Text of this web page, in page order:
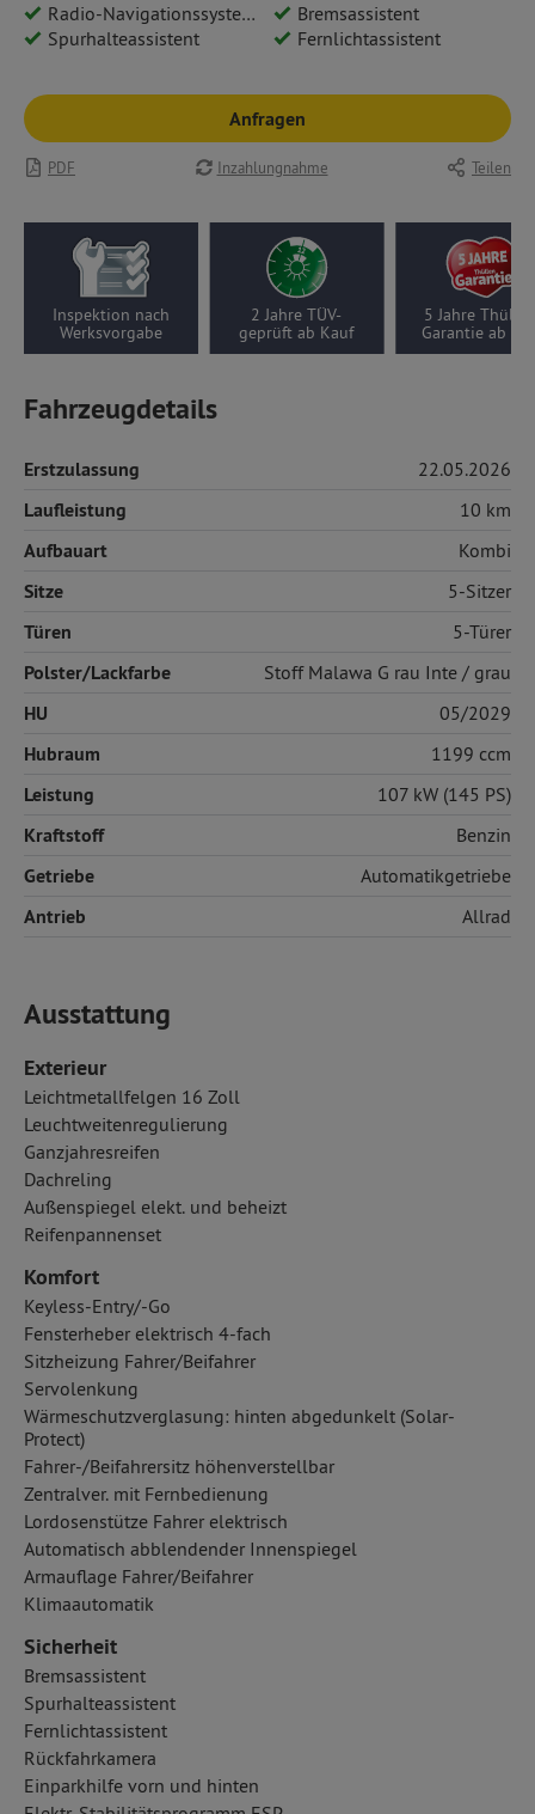
Radio-Navigationssystem: Multimedia Navi Pro 10
Bremsassistent
Spurhalteassistent
Fernlichtassistent
Anfragen
PDF Inzahlungnahme Teilen
Inspektion nach
Werksvorgabe
2 Jahre TÜV-
geprüft ab Kauf
5 Jahre Thüllen-
Garantie ab Kauf
Fahrzeugdetails
Erstzulassung 22.05.2026
Laufleistung 10 km
Aufbauart Kombi
Sitze 5-Sitzer
Türen 5-Türer
Polster/Lackfarbe StoffMalawa G rau Inte / grau
HU 05/2029
Hubraum 1199 ccm
Leistung 107 kW (145 PS)
Kraftstoff Benzin
Getriebe Automatikgetriebe
Antrieb Allrad
Ausstattung
Exterieur
Leichtmetallfelgen 16 Zoll
Leuchtweitenregulierung
Ganzjahresreifen
Dachreling
Außenspiegel elekt. und beheizt
Reifenpannenset
Komfort
Keyless-Entry/-Go
Fensterheber elektrisch 4-fach
Sitzheizung Fahrer/Beifahrer
Servolenkung
Wärmeschutzverglasung: hinten abgedunkelt (Solar-
Protect)
Fahrer-/Beifahrersitz höhenverstellbar
Zentralver. mit Fernbedienung
Lordosenstütze Fahrer elektrisch
Automatisch abblendender Innenspiegel
Armauflage Fahrer/Beifahrer
Klimaautomatik
Sicherheit
Bremsassistent
Spurhalteassistent
Fernlichtassistent
Rückfahrkamera
Einparkhilfe vorn und hinten